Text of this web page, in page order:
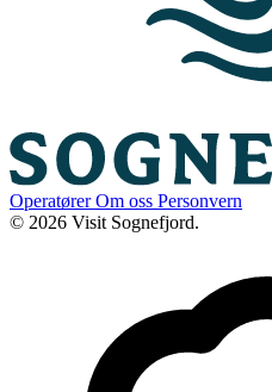
OperatørerOm oss Personvern
© 2026 Visit Sognefjord.